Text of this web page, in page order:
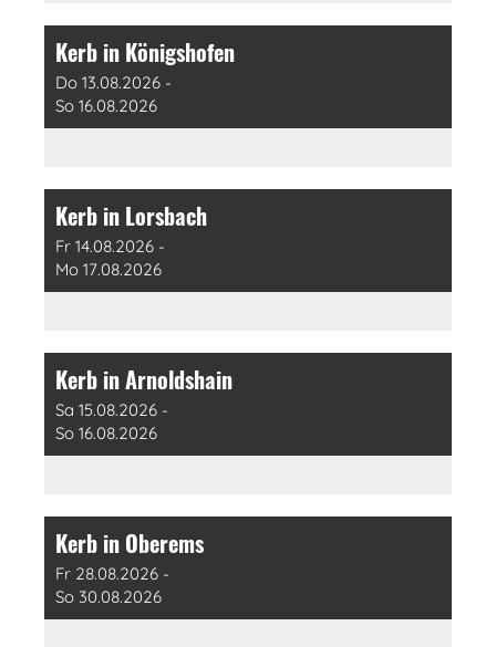
Kerb in Königshofen
Do 13.08.2026 -
So 16.08.2026
Kerb in Lorsbach
Fr 14.08.2026 -
Mo 17.08.2026
Kerb in Arnoldshain
Sa 15.08.2026 -
So 16.08.2026
Kerb in Oberems
Fr 28.08.2026 -
So 30.08.2026